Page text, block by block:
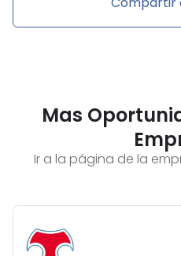
Mas
Ir a la página de la